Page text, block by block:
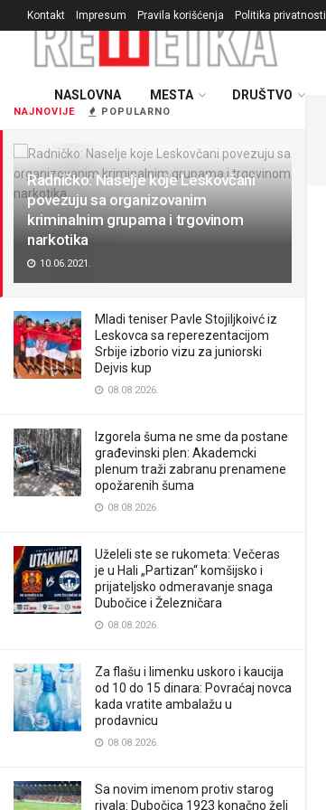
NAJNOVIJE POPULARNO
Radničko: Naselje koje Leskovčani
povezuju sa organizovanim
kriminalnim grupama i trgovinom
narkotika
10.06.2021.
Mladi teniser Pavle Stojiljkoivć iz
Leskovca sa reperezentacijom
Srbije izborio vizu za juniorski
Dejvis kup
08.08.2026.
Izgorela šuma ne sme da postane
građevinski plen: Akademcki
plenum traži zabranu prenamene
opožarenih šuma
08.08.2026.
Uželeli ste se rukometa: Večeras
je u Hali „Partizan“ komšijsko i
prijateljsko odmeravanje snaga
Dubočice i Železničara
08.08.2026.
Za flašu i limenku uskoro i kaucija
od 10 do 15 dinara: Povraćaj novca
kada vratite ambalažu u
prodavnicu
08.08.2026.
Sa novim imenom protiv starog
rivala: Dubočica 1923 konačno želi
Kontakt Impresum Pravila korišćenja Politika privatnosti
NASLOVNA MESTA DRUŠTVO